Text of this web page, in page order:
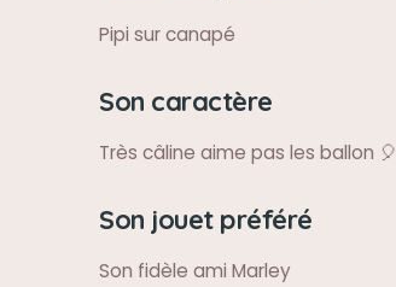
Pipi sur canapé
Son caractère
Très câline aime pas les ballon 🎈
Son jouet préféré
Son fidèle ami Marley